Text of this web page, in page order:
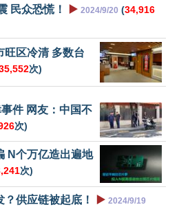
民众恐慌！ ▶️ 2024/9/20 (34,916
旺区冷清 多数台
次)
件 网友：中国不
次)
N个万亿造出遍地
次)
供应链被起底！ ▶️ 2024/9/19